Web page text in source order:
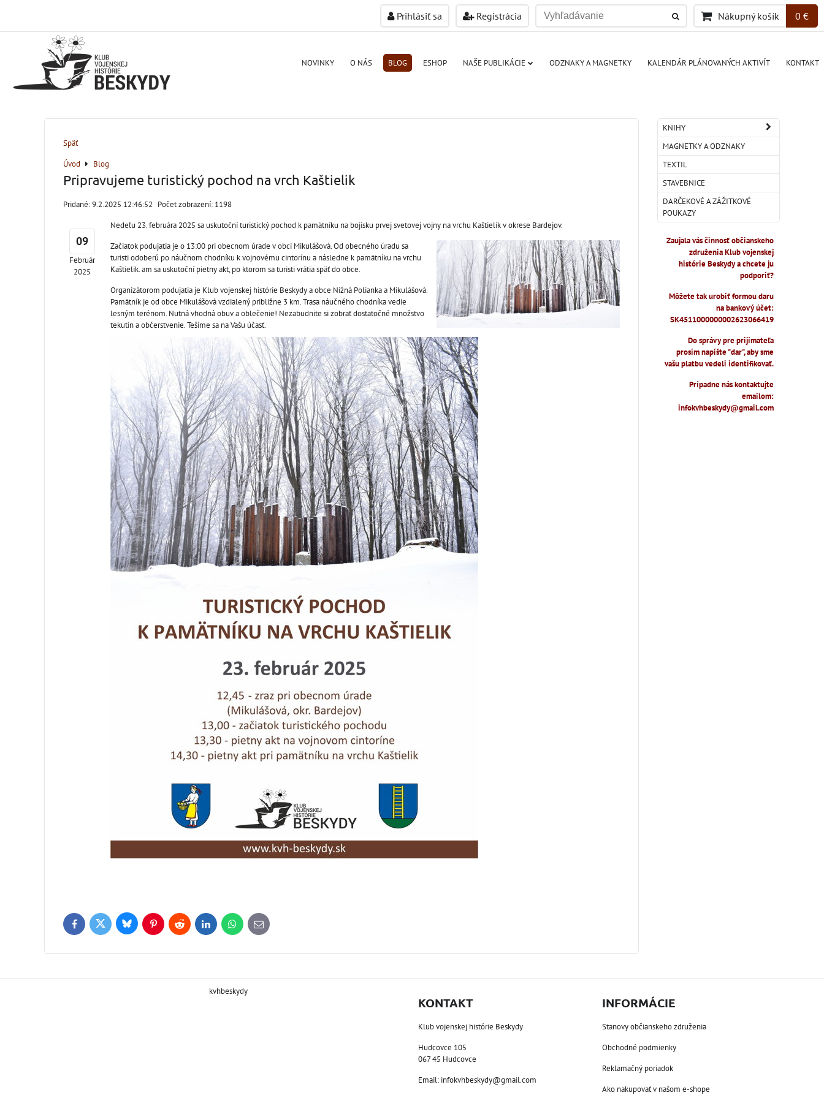
Prihlásiť sa Registrácia Nákupný košík 0 €
NOVINKY O NÁS BLOG ESHOP NAŠE PUBLIKÁCIE ODZNAKY A MAGNETKY KALENDÁR PLÁNOVANÝCH AKTIVÍT KONTAKT
Späť
Úvod
Blog
Pripravujeme turistický pochod na vrch Kaštielik
Pridané: 9.2.2025 12:46:52 Počet zobrazení: 1198
09
Február
2025
Nedeľu 23. februára 2025 sa uskutoční turistický pochod k pamätníku na bojisku prvej svetovej vojny na vrchu Kaštielik v okrese Bardejov.
Začiatok podujatia je o 13:00 pri obecnom úrade v obci Mikulášová. Od obecného úradu sa
turisti odoberú po náučnom chodníku k vojnovému cintorínu a následne k pamätníku na vrchu
Kaštielik. am sa uskutoční pietny akt, po ktorom sa turisti vrátia späť do obce.
Organizátorom podujatia je Klub vojenskej histórie Beskydy a obce Nižná Polianka a Mikulášová.
Pamätník je od obce Mikulášová vzdialený približne 3 km. Trasa náučného chodníka vedie
lesným terénom. Nutná vhodná obuv a oblečenie! Nezabudnite si zobrať dostatočné množstvo
tekutín a občerstvenie. Tešíme sa na Vašu účasť.
FacebookTwitter BlueskyPinterestReddit LinkedInWhatsApp
E-
mail
KNIHY
MAGNETKY A ODZNAKY
TEXTIL
STAVEBNICE
DARČEKOVÉ A ZÁŽITKOVÉ
POUKAZY
Zaujala vás činnosť občianskeho
združenia Klub vojenskej
histórie Beskydy a chcete ju
podporiť?
Môžete tak urobiť formou daru
na bankový účet:
SK4511000000002623066419
Do správy pre prijímateľa
prosím napíšte "dar", aby sme
vašu platbu vedeli identifikovať.
Prípadne nás kontaktujte
emailom:
infokvhbeskydy@gmail.com
kvhbeskydy
KONTAKT
Klub vojenskej histórie Beskydy
Hudcovce 105
067 45 Hudcovce
Email: infokvhbeskydy@gmail.com
INFORMÁCIE
Stanovy občianskeho združenia
Obchodné podmienky
Reklamačný poriadok
Ako nakupovať v našom e-shope